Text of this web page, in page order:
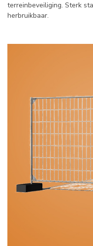
terreinbeveiliging. Sterk
herbruikbaar.